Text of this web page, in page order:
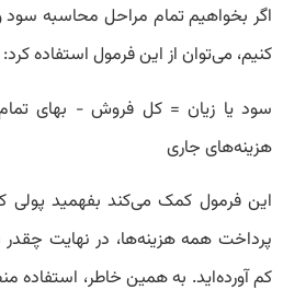
اگر بخواهیم تمام مراحل محاسبه سود
کنیم، می‌توان از این فرمول استفاده کرد:
سود یا زیان = کل فروش − بهای
هزینه‌های جاری
این فرمول کمک می‌کند بفهمید پولی
پرداخت همه هزینه‌ها، در نهایت چقدر
کم آورده‌اید. به همین خاطر، استفاده